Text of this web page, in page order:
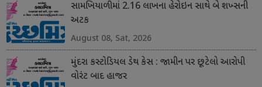
સામખિયાળીમાં 2.16 લાખના હેરોઇન સાથે બે શખ્સની
અટક
August 08, Sat, 2026
મુંદરા કસ્ટોડિયલ ડેથ કેસ : જામીન પર છૂટેલો આરોપી
વોરંટ બાદ હાજર